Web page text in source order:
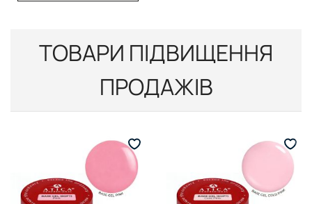
ТОВАРИ ПІДВИЩЕННЯ
ПРОДАЖІВ